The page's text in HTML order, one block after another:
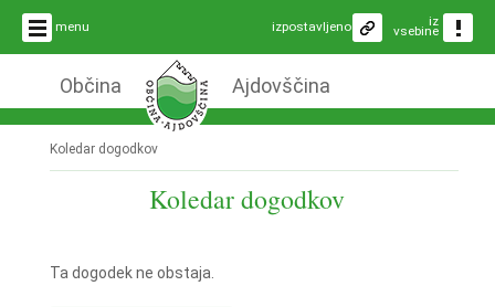
menu iz
vsebine
izpostavljeno
Občina Ajdovščina
Koledar dogodkov
Koledar dogodkov
Ta dogodek ne obstaja.